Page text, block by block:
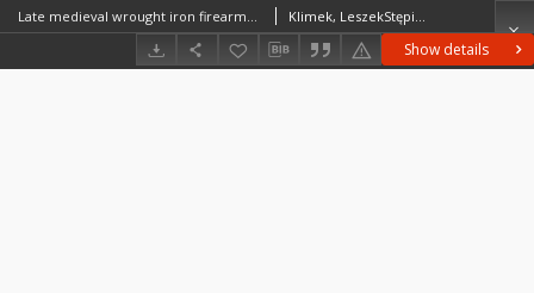
Show details
Late medieval wrought iron firearms from the Museum in Biecz Klimek, LeszekStępiński, JanuszStrzyż, PiotrŻabiński, Grzegorz